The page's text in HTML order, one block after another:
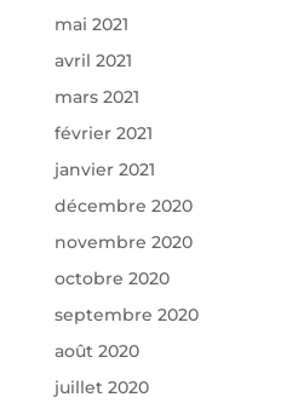
mai 2021
avril 2021
mars 2021
février 2021
janvier 2021
décembre 2020
novembre 2020
octobre 2020
septembre 2020
août 2020
juillet 2020